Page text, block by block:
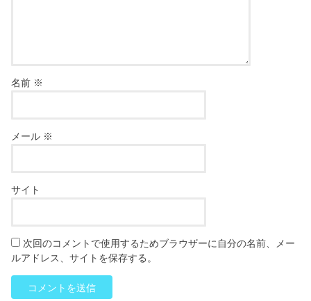
名前 ※
メール ※
サイト
次回のコメントで使用するためブラウザーに自分の名前、メー
ルアドレス、サイトを保存する。